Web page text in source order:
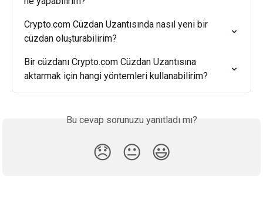
Crypto.com Cüzdan Uzantısında nasıl yeni bir
cüzdan oluşturabilirim?
Bir cüzdanı Crypto.com Cüzdan Uzantısına
aktarmak için hangi yöntemleri kullanabilirim?
Bu cevap sorunuzu yanıtladı mı?
😞 😐 😃